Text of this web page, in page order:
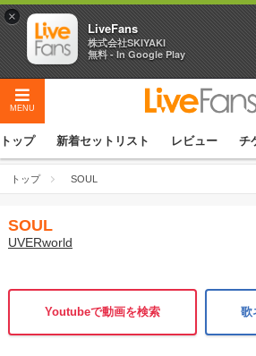
MENU
トップ 新着セットリスト レビュー チ
トップ SOUL
SOUL
UVERworld
Youtubeで動画を検索 歌
×
LiveFans
株式会社SKIYAKI
無料 - In Google Play